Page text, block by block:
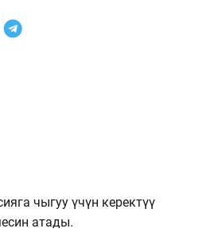
чыгуу үчүн керектүү
атады.